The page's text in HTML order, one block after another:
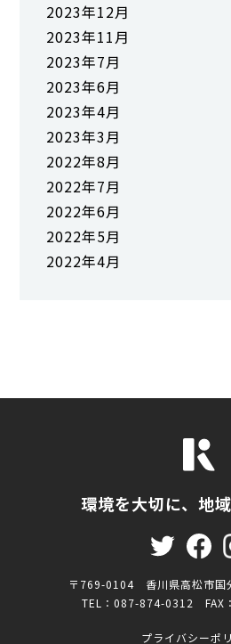
2023年12月
2023年11月
2023年7月
2023年6月
2023年4月
2023年3月
2022年8月
2022年7月
2022年6月
2022年5月
2022年4月
環境を大切に、地
〒769-0104 香川県高松市国
TEL：087-874-0312 FAX
プライバシーポ